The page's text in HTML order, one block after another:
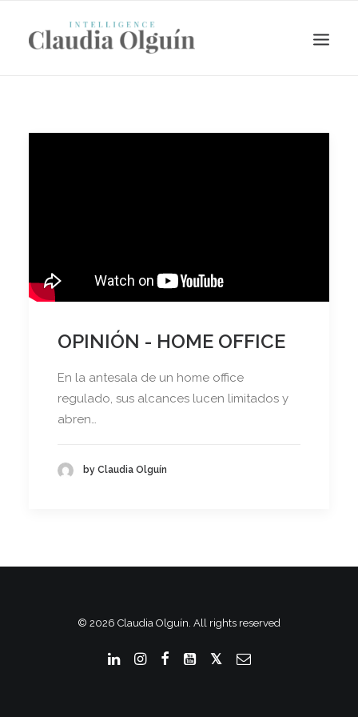
Search
OPINIÓN - HOME OFFICE
En la antesala de un home office
regulado, sus alcances lucen limitados y
abren…
by Claudia Olguín
© 2026 Claudia Olguín. All rights reserved